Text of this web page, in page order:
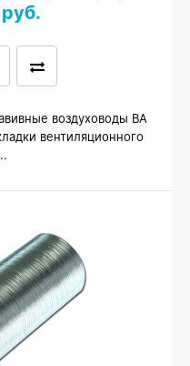
воздуховоды ВА
вентиляционного